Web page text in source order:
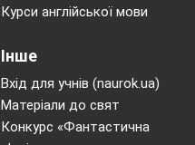
Курси англійської мови
Інше
Вхід для учнів (naurok.ua)
Матеріали до свят
Конкурс «Фантастична